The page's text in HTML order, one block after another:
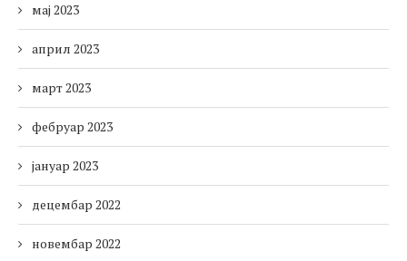
мај 2023
април 2023
март 2023
фебруар 2023
јануар 2023
децембар 2022
новембар 2022